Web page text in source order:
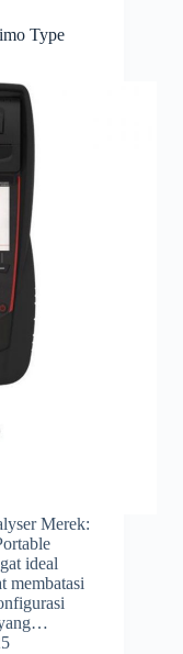
Type
Merek:
ideal
membatasi
yang…